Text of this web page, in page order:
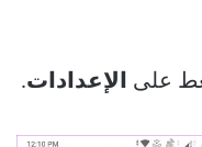
على الإعدادات.